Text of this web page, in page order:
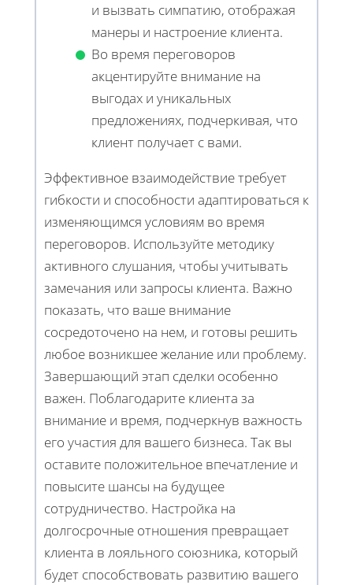
и вызвать симпатию, отображая
манеры и настроение клиента.
Во время переговоров
акцентируйте внимание на
выгодах и уникальных
предложениях, подчеркивая, что
клиент получает с вами.
Эффективное взаимодействие требует
гибкости и способности адаптироваться к
изменяющимся условиям во время
переговоров. Используйте методику
активного слушания, чтобы учитывать
замечания или запросы клиента. Важно
показать, что ваше внимание
сосредоточено на нем, и готовы решить
любое возникшее желание или проблему.
Завершающий этап сделки особенно
важен. Поблагодарите клиента за
внимание и время, подчеркнув важность
его участия для вашего бизнеса. Так вы
оставите положительное впечатление и
повысите шансы на будущее
сотрудничество. Настройка на
долгосрочные отношения превращает
клиента в лояльного союзника, который
будет способствовать развитию вашего